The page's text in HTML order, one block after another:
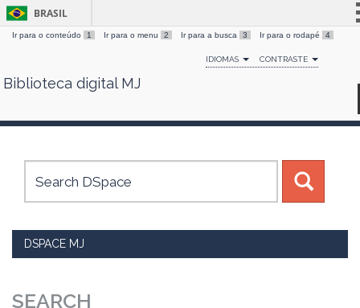
Skip
BRASIL
Simplifique!
Comunica BR
Canais
Ir para o conteúdo 1 Ir para o menu 2 Ir para a busca 3 Ir para o rodapé 4
IDIOMAS CONTRASTE
Biblioteca digital MJ
DSPACE MJ
SEARCH